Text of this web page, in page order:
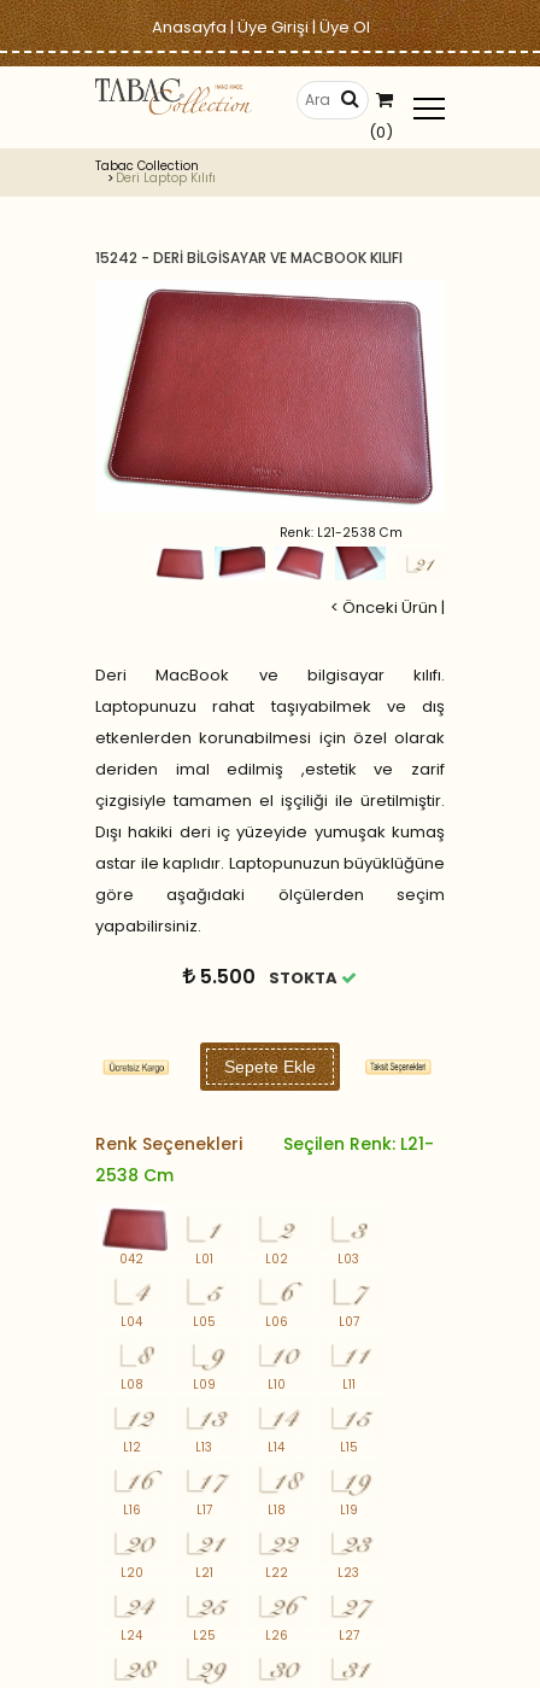
Anasayfa|Üye Girişi|Üye Ol
(0)
Tabac Collection
Deri Laptop Kılıfı
15242 - DERİ BİLGİSAYAR VE MACBOOK KILIFI
Renk: L21-2538 Cm
< Önceki Ürün |
Deri MacBook ve bilgisayar kılıfı.
Laptopunuzu rahat taşıyabilmek ve dış
etkenlerden korunabilmesi için özel olarak
deriden imal edilmiş ,estetik ve zarif
çizgisiyle tamamen el işçiliği ile üretilmiştir.
Dışı hakiki deri iç yüzeyide yumuşak kumaş
astar ile kaplıdır. Laptopunuzun büyüklüğüne
göre aşağıdaki ölçülerden seçim
yapabilirsiniz.
5.500 STOKTA
Sepete Ekle
Renk Seçenekleri
Seçilen Renk: L21-
2538 Cm
042 L01 L02 L03
L04 L05 L06 L07
L08 L09 L10 L11
L12 L13 L14 L15
L16 L17 L18 L19
L20 L21 L22 L23
L24 L25 L26 L27